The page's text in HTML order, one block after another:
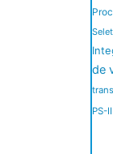
de
PS-II